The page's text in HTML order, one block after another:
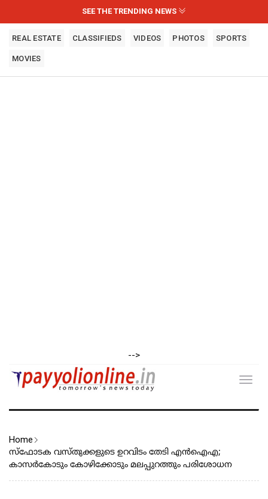
SEE THE TRENDING NEWS
REAL ESTATE CLASSIFIEDS VIDEOS PHOTOS SPORTS
MOVIES
-->
Home
സ്‌ഫോടക വസ്തുക്കളുടെ ഉറവിടം തേടി എൻഐഎ;
കാസർകോടും കോഴിക്കോടും മലപ്പുറത്തും പരിശോധന